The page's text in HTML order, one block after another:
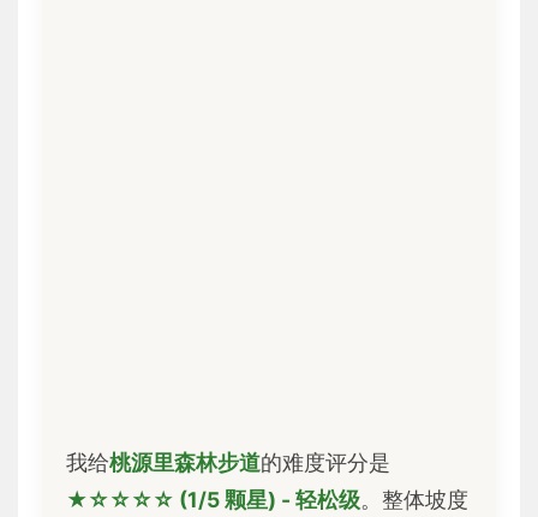
我给桃源里森林步道的难度评分是
★☆☆☆☆ (1/5 颗星) - 轻松级。整体坡度